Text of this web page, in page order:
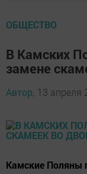
ОБЩЕСТВО
В Камских
замене
Автор, 13 апреля
Камские Поляны